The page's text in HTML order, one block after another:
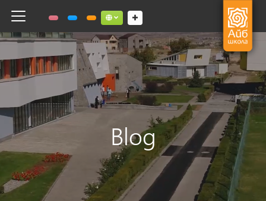
Toggle navigation Social links dropdown button
Blog